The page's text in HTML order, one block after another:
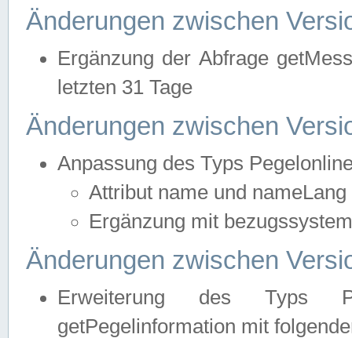
Änderungen zwischen
Ergänzung der Abfrage
letzten 31 Tage
Änderungen zwischen
Anpassung des Typs
Attribut name und
Ergänzung mit
Änderungen zwischen
Erweiterung des Typs
getPegelinformation mit